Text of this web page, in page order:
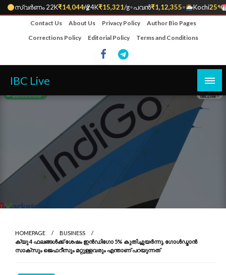
സ്വർണം 22K₹14,044/g
•24K₹15,321/g•പവൻ₹1,12,355• Kochi25°C
•
Contact Us About Us Privacy Policy
Author Bio Pages
Corrections Policy
Editorial Policy Terms and Conditions
IBC Live
HOMEPAGE
BUSINESS
ക്യു 4 ഫലങ്ങൾക്ക് ശേഷം ഇൻഡിഗോ 5% കുതിച്ചുയർന്നു. ഗോൾഡ്മാൻ
സാക്സും ജെഫറീസും മറ്റുള്ളവരും എന്താണ് പറയുന്നത്